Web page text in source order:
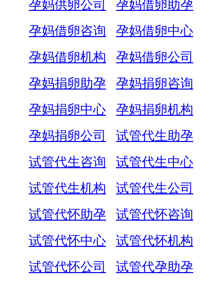
孕妈供卵公司
孕妈借卵助孕
孕妈借卵咨询
孕妈借卵中心
孕妈借卵机构
孕妈借卵公司
孕妈捐卵助孕
孕妈捐卵咨询
孕妈捐卵中心
孕妈捐卵机构
孕妈捐卵公司
试管代生助孕
试管代生咨询
试管代生中心
试管代生机构
试管代生公司
试管代怀助孕
试管代怀咨询
试管代怀中心
试管代怀机构
试管代怀公司
试管代孕助孕